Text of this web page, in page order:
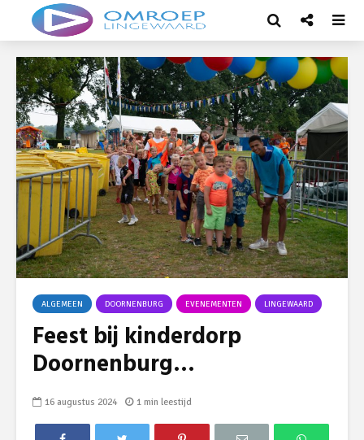
ALGEMEEN DOORNENBURG EVENEMENTEN LINGEWAARD
Feest bij kinderdorp
Doornenburg…
16 augustus 2024 1 min leestijd